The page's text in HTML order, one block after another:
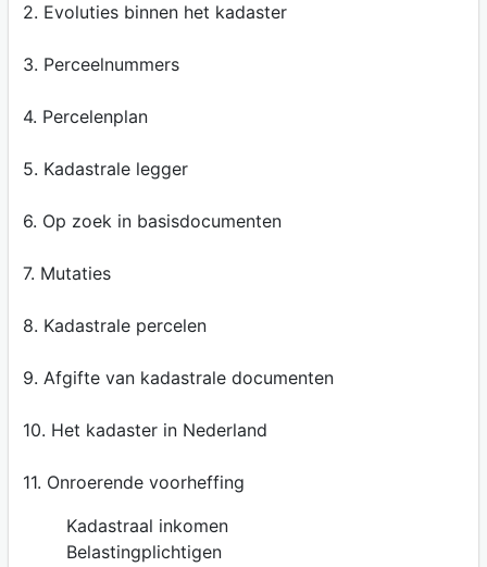
2. Evoluties binnen het kadaster
3. Perceelnummers
4. Percelenplan
5. Kadastrale legger
6. Op zoek in basisdocumenten
7. Mutaties
8. Kadastrale percelen
9. Afgifte van kadastrale documenten
10. Het kadaster in Nederland
11. Onroerende voorheffing
Kadastraal inkomen
Belastingplichtigen